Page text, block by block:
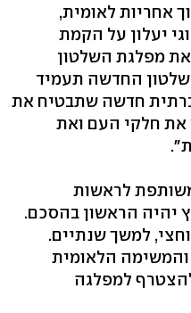
אחריות לאומית,
יעלון על הקמת
מפלגת השלטון
החדשה תעמיד
חדשה שתבטיח את
את חלקי העם ואת
לראשות
יהיה הראשון בהסכם.
למשך שנתיים.
הלאומית
למפלגה